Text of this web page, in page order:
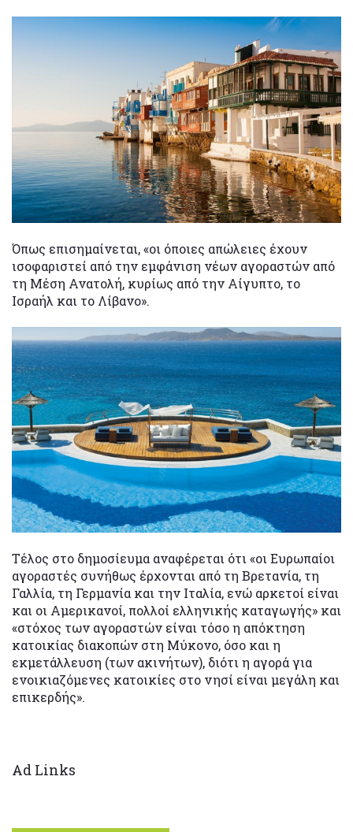
Όπως επισημαίνεται, «οι όποιες απώλειες έχουν
ισοφαριστεί από την εμφάνιση νέων αγοραστών από
τη Μέση Ανατολή, κυρίως από την Αίγυπτο, το
Ισραήλ και το Λίβανο».
Τέλος στο δημοσίευμα αναφέρεται ότι «οι Ευρωπαίοι
αγοραστές συνήθως έρχονται από τη Βρετανία, τη
Γαλλία, τη Γερμανία και την Ιταλία, ενώ αρκετοί είναι
και οι Αμερικανοί, πολλοί ελληνικής καταγωγής» και
«στόχος των αγοραστών είναι τόσο η απόκτηση
κατοικίας διακοπών στη Μύκονο, όσο και η
εκμετάλλευση (των ακινήτων), διότι η αγορά για
ενοικιαζόμενες κατοικίες στο νησί είναι μεγάλη και
επικερδής».
Ad Links